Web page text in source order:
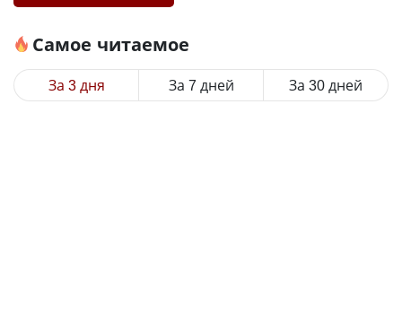
Самое читаемое
За 3 дня За 7 дней За 30 дней